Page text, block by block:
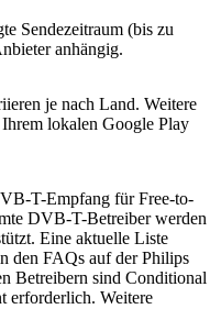
Sendezeitraum (bis zu
anhängig.
je nach Land. Weitere
lokalen Google Play
T-Empfang für Free-to-
DVB-T-Betreiber werden
Eine aktuelle Liste
den FAQs auf der Philips
Betreibern sind Conditional
erforderlich. Weitere